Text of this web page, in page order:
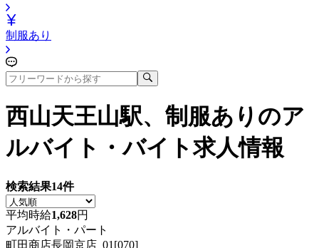
制服あり
西山天王山駅、制服あり のア
ルバイト・バイト求人情報
検索結果14件
平均時給1,628円
アルバイト・パート
町田商店長岡京店_01[070]